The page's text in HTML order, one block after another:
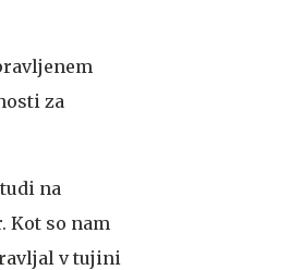
za
na
Kot so nam
v tujini